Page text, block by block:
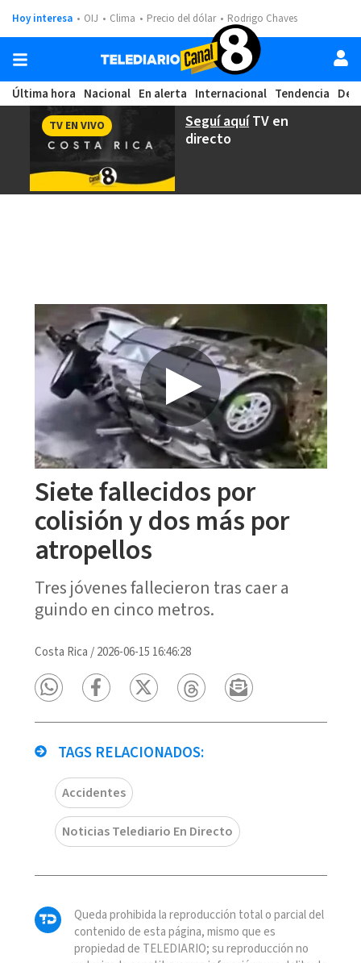
Hoy interesa OIJ Clima Precio del dólar Rodrigo Chaves
Última hora Nacional En alerta Internacional Tendencia
Seguí aquíTV en
directo
TV EN VIVO
Siete fallecidos por
colisión y dos más por
atropellos
Tres jóvenes fallecieron tras caer a
guindo en cinco metros.
Costa Rica /2026-06-15 16:46:28
TAGS RELACIONADOS:
Accidentes
Noticias Telediario En Directo
Queda prohibida la reproducción total o parcial del
contenido de esta página, mismo que es
propiedad de TELEDIARIO; su reproducción no